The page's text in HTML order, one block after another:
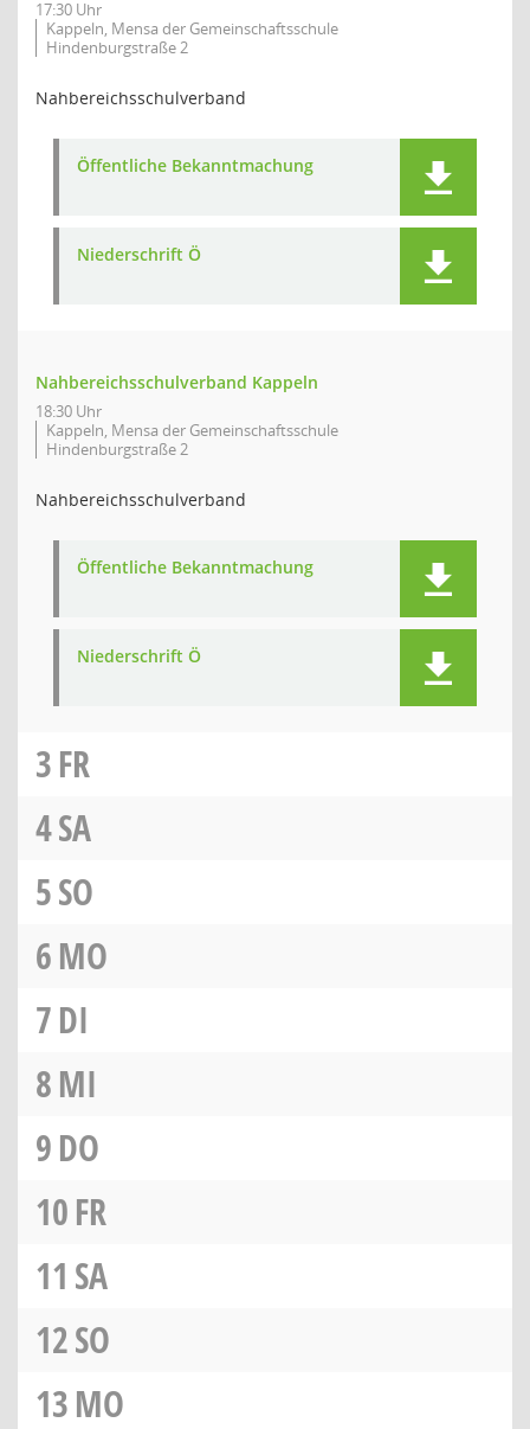
17:30 Uhr
Kappeln, Mensa der Gemeinschaftsschule
Hindenburgstraße 2
Nahbereichsschulverband
Öffentliche Bekanntmachung
Niederschrift Ö
Nahbereichsschulverband Kappeln
18:30 Uhr
Kappeln, Mensa der Gemeinschaftsschule
Hindenburgstraße 2
Nahbereichsschulverband
Öffentliche Bekanntmachung
Niederschrift Ö
3FR
4SA
5SO
6MO
7DI
8MI
9DO
10FR
11 SA
12SO
13MO